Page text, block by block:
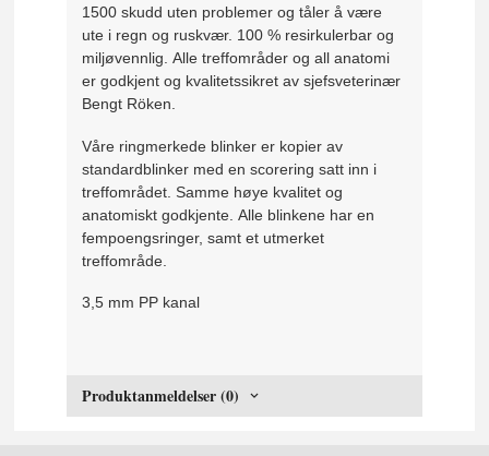
1500 skudd uten problemer og tåler å være
ute i regn og ruskvær. 100 % resirkulerbar og
miljøvennlig. Alle treffområder og all anatomi
er godkjent og kvalitetssikret av sjefsveterinær
Bengt Röken.
Våre ringmerkede blinker er kopier av
standardblinker med en scorering satt inn i
treffområdet. Samme høye kvalitet og
anatomiskt godkjente. Alle blinkene har en
fempoengsringer, samt et utmerket
treffområde.
3,5 mm PP kanal
Produktanmeldelser (0)